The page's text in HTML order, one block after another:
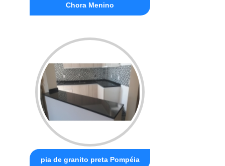
Chora Menino
pia de granito preta Pompéia